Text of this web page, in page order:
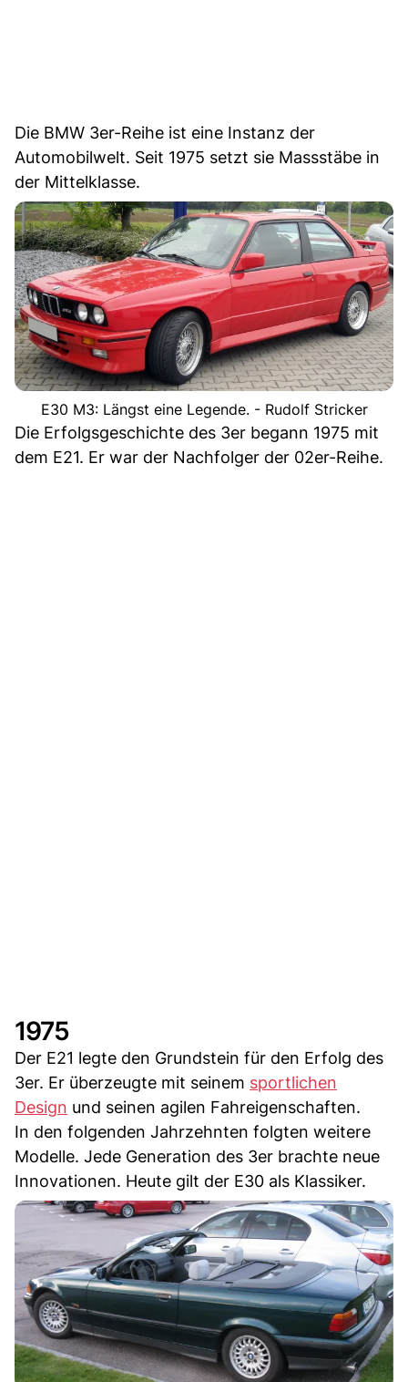
Die BMW 3er-Reihe ist eine Instanz der
Automobilwelt. Seit 1975 setzt sie Massstäbe in
der Mittelklasse.
E30 M3: Längst eine Legende. - Rudolf Stricker
Die Erfolgsgeschichte des 3er begann 1975 mit
dem E21. Er war der Nachfolger der 02er-Reihe.
1975
Der E21 legte den Grundstein für den Erfolg des
3er. Er überzeugte mit seinem sportlichen
Design und seinen agilen Fahreigenschaften.
In den folgenden Jahrzehnten folgten weitere
Modelle. Jede Generation des 3er brachte neue
Innovationen. Heute gilt der E30 als Klassiker.